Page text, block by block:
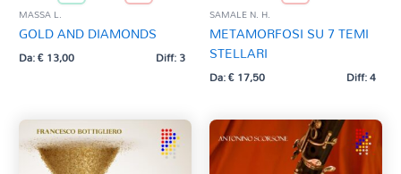
MASSA L.
GOLD AND DIAMONDS
Da:€13,00 Diff: 3
SAMALE N. H.
METAMORFOSI SU 7 TEMI
STELLARI
Da:€17,50 Diff: 4